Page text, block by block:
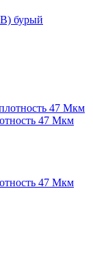
бурый
47 Мкм
47 Мкм